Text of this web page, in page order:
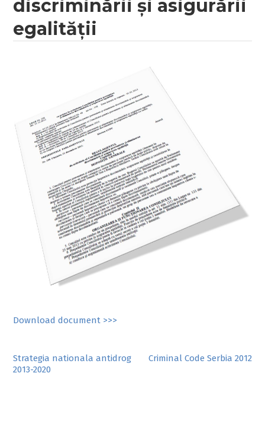
discriminării și asigurării
egalității
Download document >>>
Post
navigation
Strategia nationala antidrog
2013-2020
Criminal Code Serbia 2012